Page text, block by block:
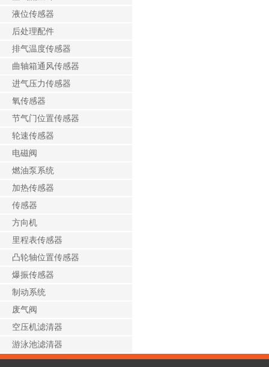
液位传感器
后处理配件
排气温度传感器
曲轴箱通风传感器
进气压力传感器
氧传感器
节气门位置传感器
轮速传感器
电磁阀
燃油泵系统
加热传感器
传感器
方向机
里程表传感器
凸轮轴位置传感器
爆振传感器
制动系统
废气阀
空压机滤清器
游泳池滤清器